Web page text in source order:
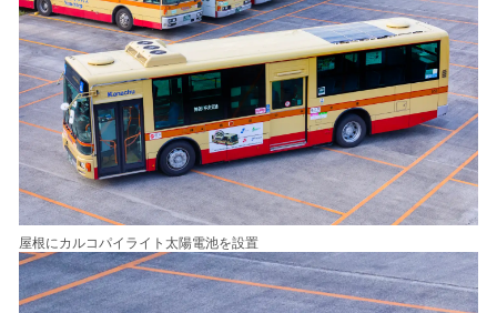
屋根にカルコパイライト太陽電池を設置